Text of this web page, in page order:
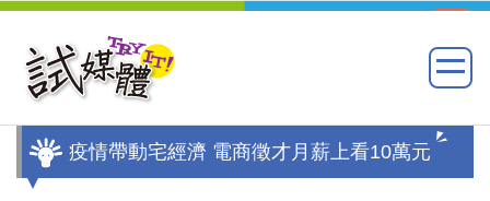
疫情帶動宅經濟 電商徵才月薪上看10萬元